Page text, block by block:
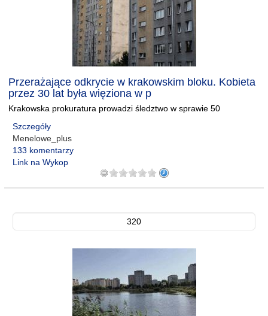
Przerażające odkrycie w krakowskim bloku. Kobieta
przez 30 lat była więziona w p
Krakowska prokuratura prowadzi śledztwo w sprawie 50
Szczegóły
Menelowe_plus
133 komentarzy
Link na Wykop
320